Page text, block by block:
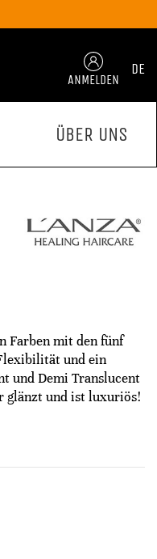
ANMELDEN
DE
ÜBER UNS
Farben mit den fünf
und ein
und Demi Translucent
glänzt und ist luxuriös!